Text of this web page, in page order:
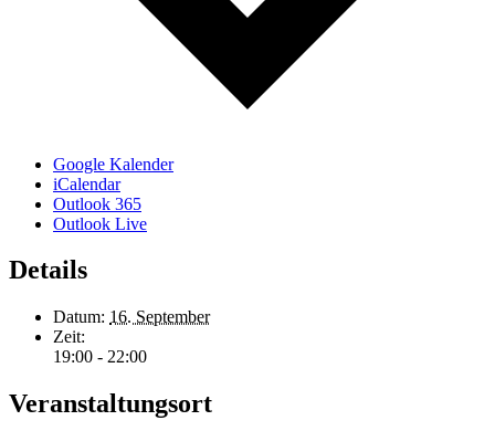
Google Kalender
iCalendar
Outlook 365
Outlook Live
Details
Datum: 16. September
Zeit:
19:00 - 22:00
Veranstaltungsort